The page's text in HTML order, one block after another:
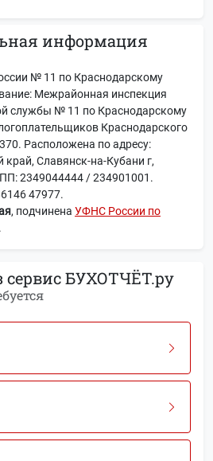
информация
№ 11 по Краснодарскому
Межрайонная инспекция
службы № 11 по Краснодарскому
Краснодарского
Расположена по адресу:
край, Славянск-на-Кубани г,
2349044444 / 234901001.
47977.
, подчинена УФНС России по
.
сервис БУХОТЧЁТ.ру